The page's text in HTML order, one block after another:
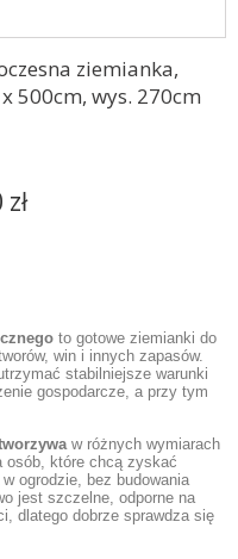
ziemianka,
500cm, wys. 270cm
to gotowe ziemianki do
win i innych zapasów.
stabilniejsze warunki
gospodarcze, a przy tym
w różnych wymiarach
osób, które chcą zyskać
ogrodzie, bez budowania
jest szczelne, odporne na
dlatego dobrze sprawdza się